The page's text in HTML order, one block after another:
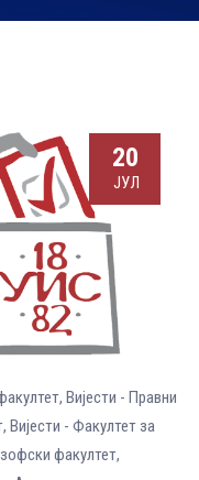
20
ЈУЛ
, Вијести - Правни
, Вијести - Факултет за
факултет,